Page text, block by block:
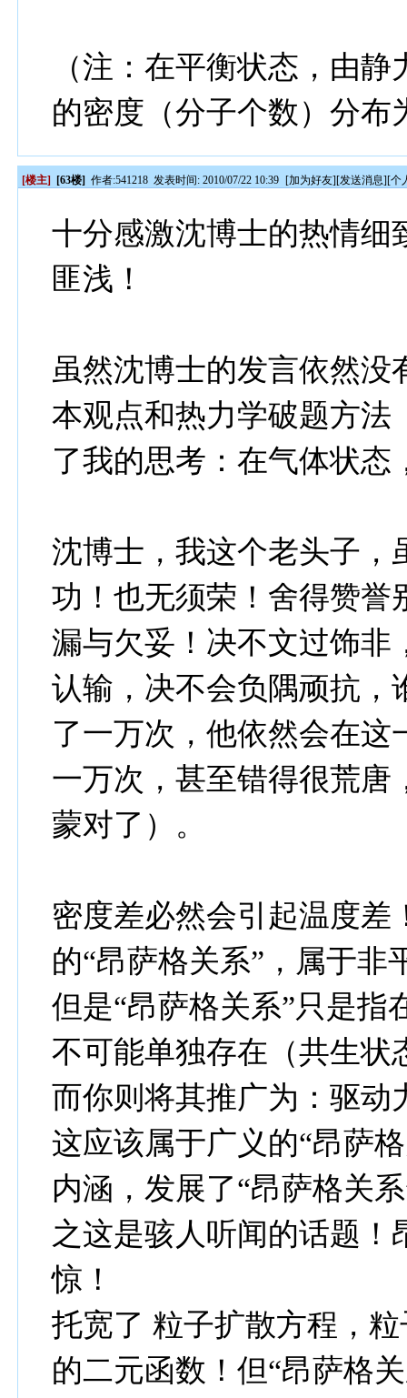
（注：在平衡状态，由
的密度（分子个数）分布
[楼主] [63楼] 作者:541218 发表时间: 2010/07/22 10:39 [加为好友][发送消息][个
十分感激沈博士的热情细
匪浅！
虽然沈博士的发言依然
本观点和热力学破题方法
了我的思考：在气体状
沈博士，我这个老头子，
功！也无须荣！舍得赞誉
漏与欠妥！决不文过饰非
认输，决不会负隅顽抗，
了一万次，他依然会在
一万次，甚至错得很荒唐
蒙对了）。
密度差必然会引起温度差
的“昂萨格关系”，属于非
但是“昂萨格关系”只是指
不可能单独存在（共生状
而你则将其推广为：驱动
这应该属于广义的“昂萨
内涵，发展了“昂萨格关
之这是骇人听闻的话题
惊！
托宽了 粒子扩散方程，
的二元函数！但“昂萨格